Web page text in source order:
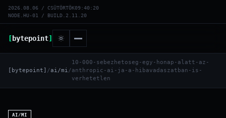
2026.08.06 / CSÜTÖRTÖK09:40:21
NODE.HU-01 / BUILD.2.11.20
[bytepoint]
[bytepoint] /ai/mi/
10-000-sebezhetoseg-egy-honap-alatt-az-
anthropic-ai-ja-a-hibavadaszatban-is-
verhetetlen
AI/MI